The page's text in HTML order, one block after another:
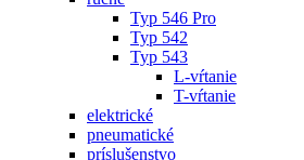
Typ 546 Pro
Typ 542
Typ 543
L-vŕtanie
T-vŕtanie
elektrické
pneumatické
príslušenstvo